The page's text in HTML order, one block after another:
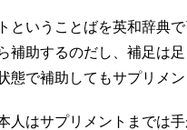
ということばを英和辞典
補助するのだし、補足は
態で補助してもサプリメ
人はサプリメントまでは